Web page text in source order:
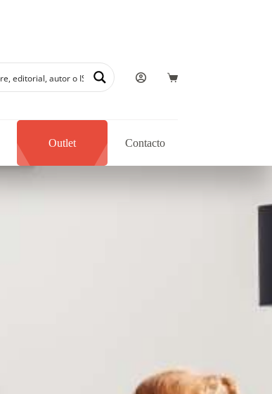
Outlet Contacto